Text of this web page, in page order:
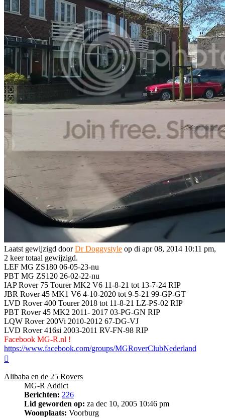
Laatst gewijzigd doorDr Doggystyle op di apr 08, 2014 10:11 pm,
2 keer totaal gewijzigd.
LEF MG ZS180 06-05-23-nu
PBT MG ZS120 26-02-22-nu
IAP Rover 75 Tourer MK2 V6 11-8-21 tot 13-7-24 RIP
JBR Rover 45 MK1 V6 4-10-2020 tot 9-5-21 99-GP-GT
LVD Rover 400 Tourer 2018 tot 11-8-21 LZ-PS-02 RIP
PBT Rover 45 MK2 2011- 2017 03-PG-GN RIP
LQW Rover 200Vi 2010-2012 67-DG-VJ
LVD Rover 416si 2003-2011 RV-FN-98 RIP
Facebook MG-R.nl !
https://www.facebook.com/groups/MGRoverClubNederland
Alibaba en de 25 Rovers
MG-R Addict
Berichten: 226
Lid geworden op: za dec 10, 2005 10:46 pm
Woonplaats: Voorburg